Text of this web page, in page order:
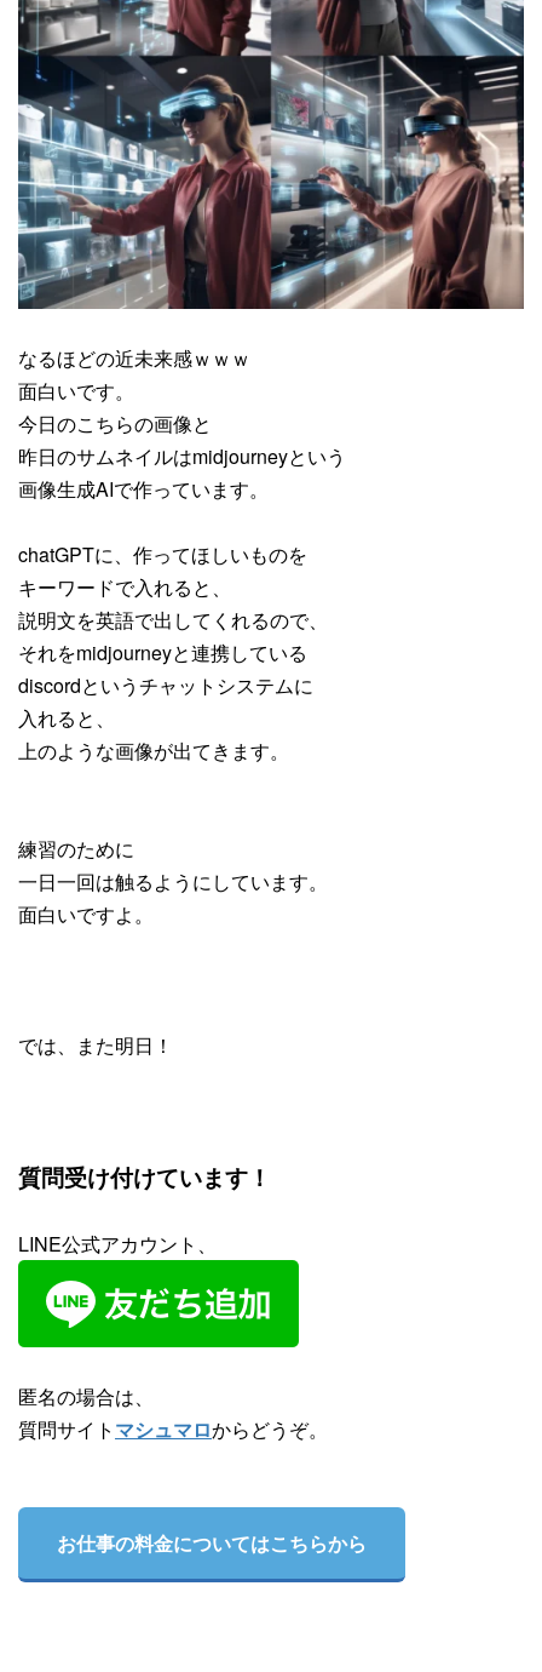
なるほどの近未来感ｗｗｗ
面白いです。
今日のこちらの画像と
昨日のサムネイルはmidjourneyという
画像生成AIで作っています。
chatGPTに、作ってほしいものを
キーワードで入れると、
説明文を英語で出してくれるので、
それをmidjourneyと連携している
discordというチャットシステムに
入れると、
上のような画像が出てきます。
練習のために
一日一回は触るようにしています。
面白いですよ。
では、また明日！
質問受け付けています！
LINE公式アカウント、
匿名の場合は、
質問サイト マシュマロからどうぞ。
お仕事の料金についてはこちらから